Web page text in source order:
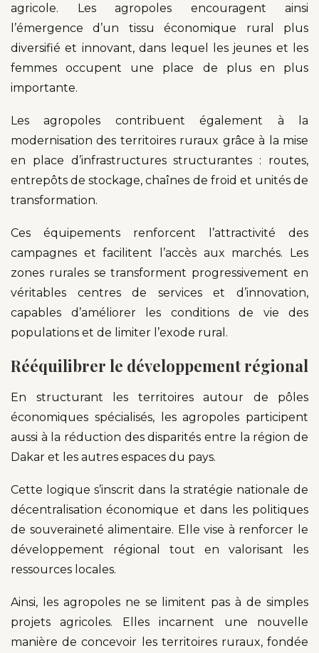
agricole. Les agropoles encouragent ainsi
l’émergence d’un tissu économique rural plus
diversifié et innovant, dans lequel les jeunes et les
femmes occupent une place de plus en plus
importante.
Les agropoles contribuent également à la
modernisation des territoires ruraux grâce à la mise
en place d’infrastructures structurantes : routes,
entrepôts de stockage, chaînes de froid et unités de
transformation.
Ces équipements renforcent l’attractivité des
campagnes et facilitent l’accès aux marchés. Les
zones rurales se transforment progressivement en
véritables centres de services et d’innovation,
capables d’améliorer les conditions de vie des
populations et de limiter l’exode rural.
Rééquilibrer le développement régional
En structurant les territoires autour de pôles
économiques spécialisés, les agropoles participent
aussi à la réduction des disparités entre la région de
Dakar et les autres espaces du pays.
Cette logique s’inscrit dans la stratégie nationale de
décentralisation économique et dans les politiques
de souveraineté alimentaire. Elle vise à renforcer le
développement régional tout en valorisant les
ressources locales.
Ainsi, les agropoles ne se limitent pas à de simples
projets agricoles. Elles incarnent une nouvelle
manière de concevoir les territoires ruraux, fondée